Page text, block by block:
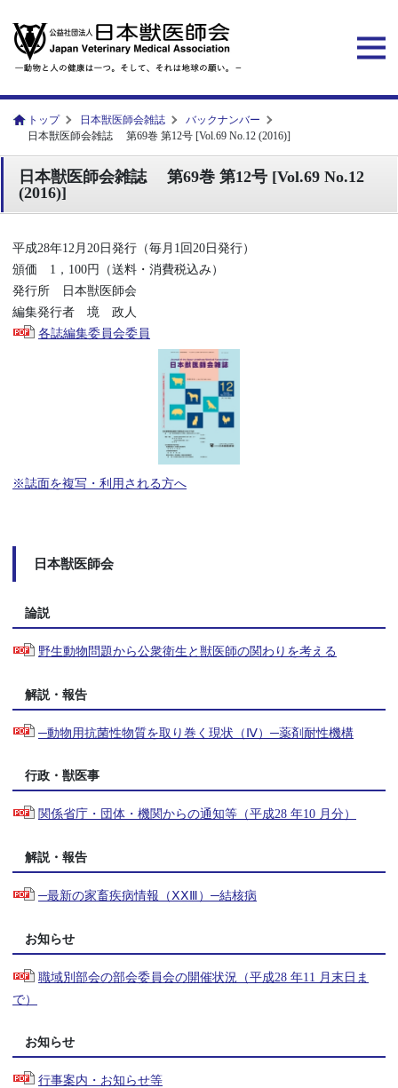
トップ 日本獣医師会雑誌
バックナンバー
日本獣医師会雑誌 第69巻 第12号 [Vol.69 No.12 (2016)]
日本獣医師会雑誌 第69巻 第12号 [Vol.69 No.12
(2016)]
平成28年12月20日発行（毎月1回20日発行）
頒価 1，100円（送料・消費税込み）
発行所 日本獣医師会
編集発行者 境 政人
各誌編集委員会委員
※誌面を複写・利用される方へ
日本獣医師会
論説
野生動物問題から公衆衛生と獣医師の関わりを考える
解説・報告
─動物用抗菌性物質を取り巻く現状（Ⅳ）─薬剤耐性機構
行政・獣医事
関係省庁・団体・機関からの通知等（平成28 年10 月分）
解説・報告
─最新の家畜疾病情報（ⅩⅩⅢ）─結核病
お知らせ
職域別部会の部会委員会の開催状況（平成28 年11 月末日ま
で）
お知らせ
行事案内・お知らせ等